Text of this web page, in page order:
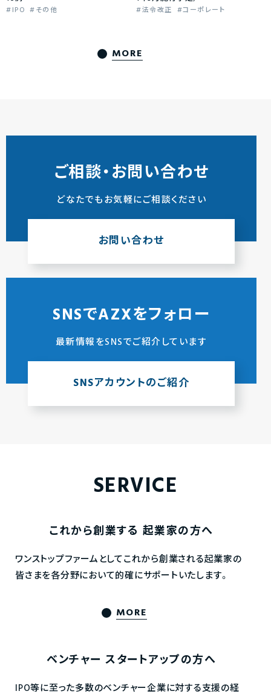
IPO その他 法令改正 コーポレート
MORE
ご相談・お問い合わせ
どなたでもお気軽にご相談ください
お問い合わせ
SNSでAZXをフォロー
最新情報をSNSでご紹介しています
SNSアカウントのご紹介
SERVICE
これから創業する 起業家の方へ
ワンストップファームとしてこれから創業される起業家の
皆さまを各分野において的確にサポートいたします。
MORE
ベンチャー スタートアップの方へ
IPO等に至った多数のベンチャー企業に対する支援の経